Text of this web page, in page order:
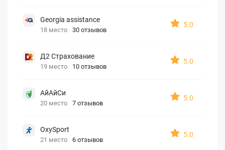
Georgia assistance
18 место 30 отзывов
5.0
Д2 Страхование
19 место 10 отзывов
5.0
АйАйСи
20 место 7 отзывов
5.0
OxySport
21 место 6 отзывов
5.0